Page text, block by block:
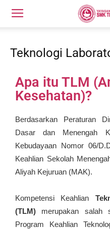
Teknologi
Apa itu TLM
Kesehatan)?
Berdasarkan Peraturan
Dasar dan Menengah
Kebudayaan Nomor 06/
Keahlian Sekolah
Aliyah Kejuruan (MAK).
Kompetensi Keahlian
(TLM) merupakan salah
Program Keahlian